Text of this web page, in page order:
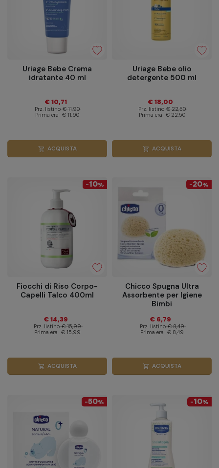
Uriage Bebe Crema
idratante 40 ml
€ 10,71
Prz. listino € 11,90
Prima era € 11,90
shopping_cart ACQUISTA
Uriage Bebe olio
detergente 500 ml
€ 18,00
Prz. listino € 22,50
Prima era € 22,50
shopping_cart ACQUISTA
-10%
Fiocchi di Riso Corpo-
Capelli Talco 400ml
€ 14,39
Prz. listino € 15,99
Prima era € 15,99
shopping_cart ACQUISTA
-20%
Chicco Spugna Ultra
Assorbente per Igiene
Bimbi
€ 6,79
Prz. listino € 8,49
Prima era € 8,49
shopping_cart ACQUISTA
-50% -10%